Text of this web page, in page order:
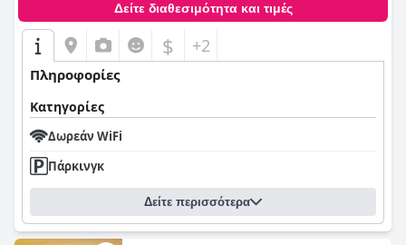
Δείτε διαθεσιμότητα και τιμές
$ +2
Πληροφορίες
Κατηγορίες
Δωρεάν WiFi
Πάρκινγκ
Δείτε περισσότερα